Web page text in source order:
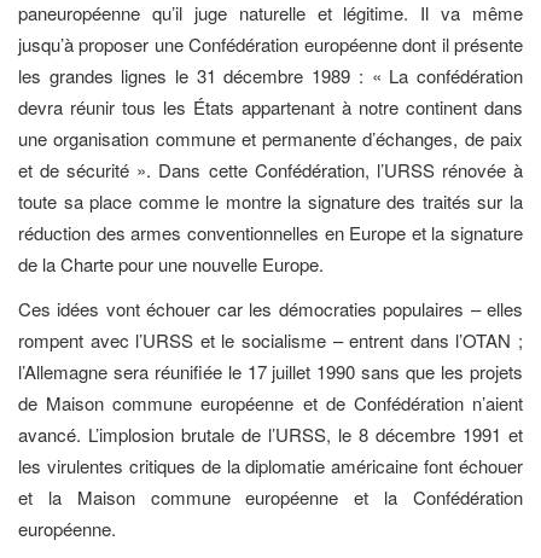
paneuropéenne qu’il juge naturelle et légitime. Il va même
jusqu’à proposer une Confédération européenne dont il présente
les grandes lignes le 31 décembre 1989 : « La confédération
devra réunir tous les États appartenant à notre continent dans
une organisation commune et permanente d’échanges, de paix
et de sécurité ». Dans cette Confédération, l’URSS rénovée à
toute sa place comme le montre la signature des traités sur la
réduction des armes conventionnelles en Europe et la signature
de la Charte pour une nouvelle Europe.
Ces idées vont échouer car les démocraties populaires – elles
rompent avec l’URSS et le socialisme – entrent dans l’OTAN ;
l’Allemagne sera réunifiée le 17 juillet 1990 sans que les projets
de Maison commune européenne et de Confédération n’aient
avancé. L’implosion brutale de l’URSS, le 8 décembre 1991 et
les virulentes critiques de la diplomatie américaine font échouer
et la Maison commune européenne et la Confédération
européenne.